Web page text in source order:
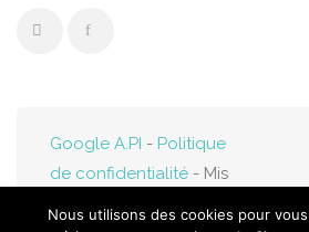
Google A.PI - Politique
de confidentialité - Mis
Nous utilisons des cookies pour